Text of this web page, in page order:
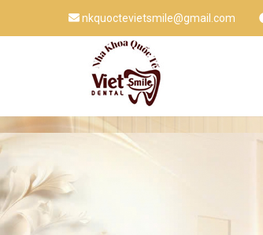
nkquoctevietsmile@gmail.com